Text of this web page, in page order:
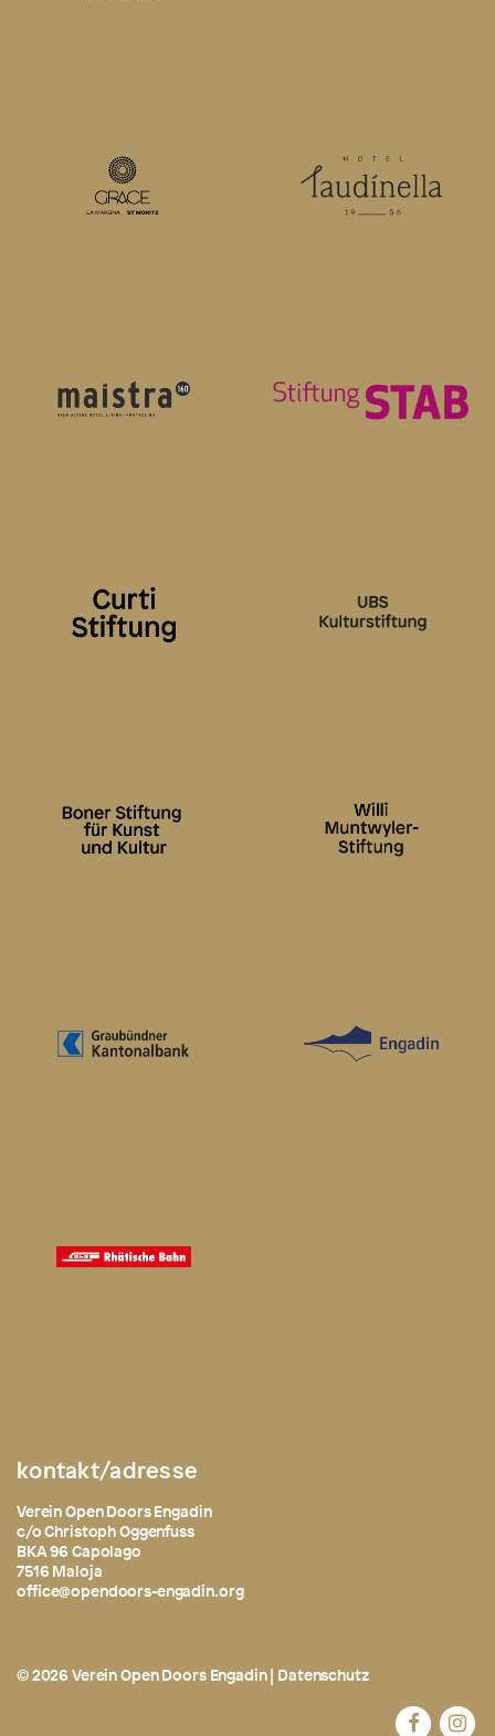
kontakt/adresse
Verein Open Doors Engadin
c/o Christoph Oggenfuss
BKA 96 Capolago
7516 Maloja
office@opendoors-engadin.org
© 2026 Verein Open Doors Engadin | Datenschutz